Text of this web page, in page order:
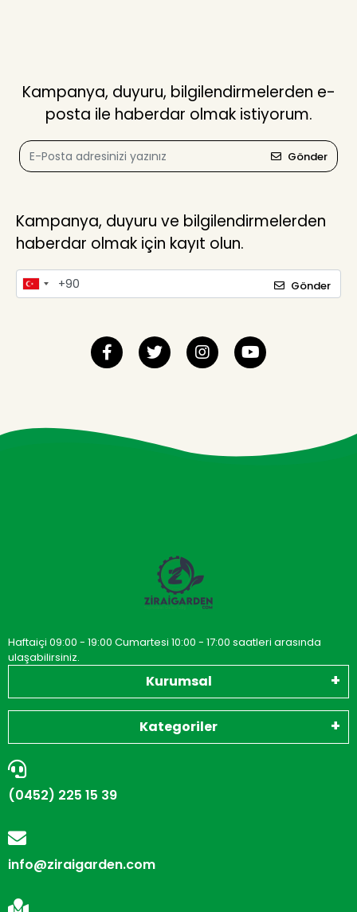
Kampanya, duyuru, bilgilendirmelerden e-
posta ile haberdar olmak istiyorum.
Gönder
Kampanya, duyuru ve bilgilendirmelerden
haberdar olmak için kayıt olun.
Gönder
Haftaiçi 09:00 - 19:00 Cumartesi 10:00 - 17:00 saatleri arasında
ulaşabilirsiniz.
Kurumsal
Kategoriler
(0452) 225 15 39
info@ziraigarden.com